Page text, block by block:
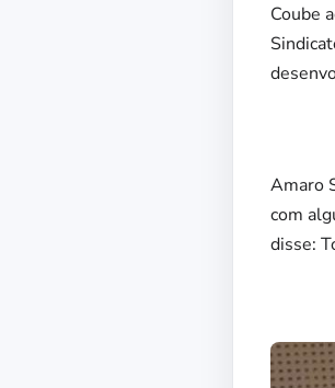
Coube
Amaro
com
disse: